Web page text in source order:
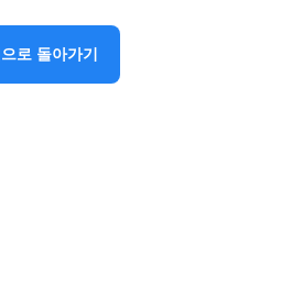
로 돌아가기